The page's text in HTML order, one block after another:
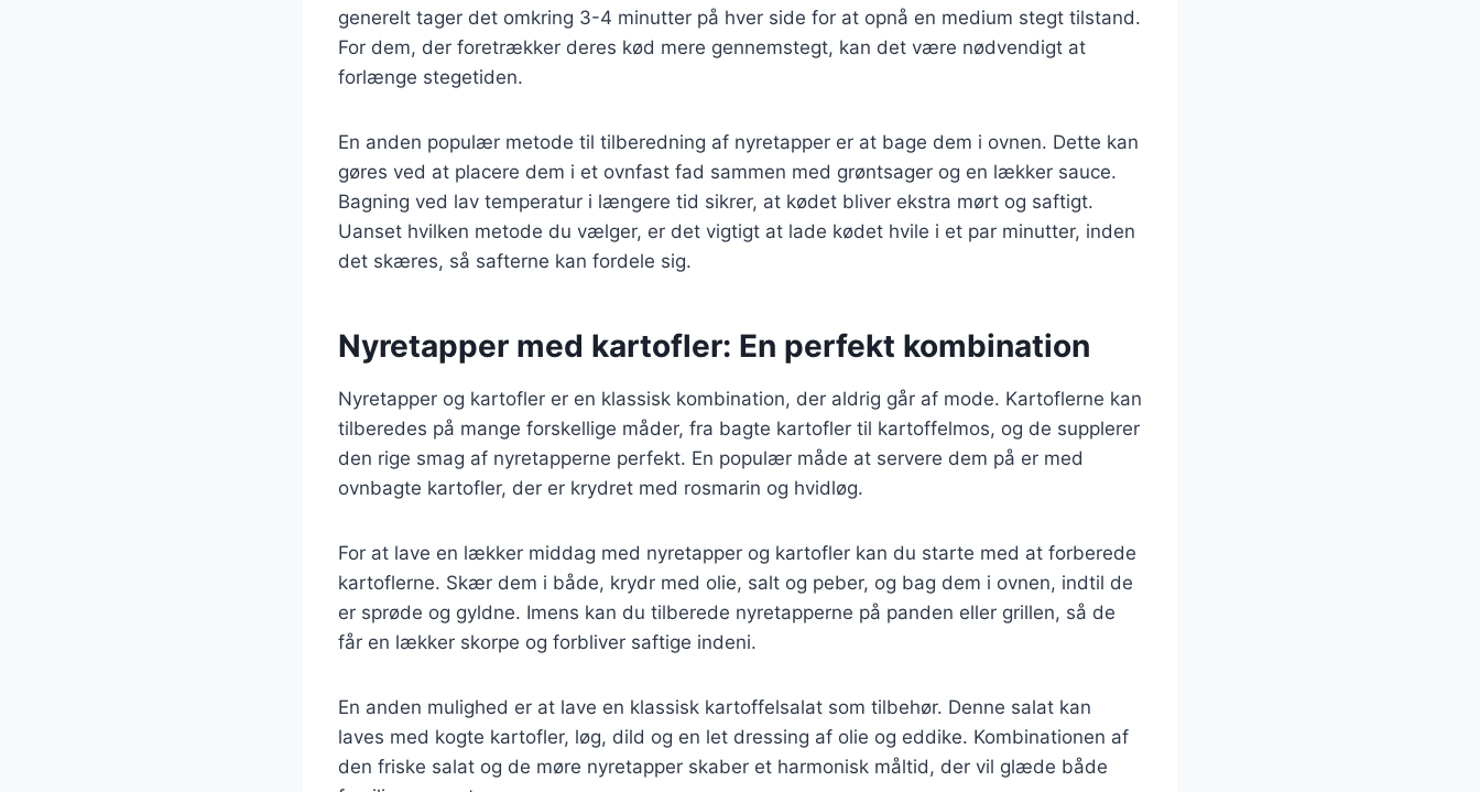
generelt tager det omkring 3-4 minutter på hver side for at opnå en medium stegt tilstand.
For dem, der foretrækker deres kød mere gennemstegt, kan det være nødvendigt at
forlænge stegetiden.
En anden populær metode til tilberedning af nyretapper er at bage dem i ovnen. Dette kan
gøres ved at placere dem i et ovnfast fad sammen med grøntsager og en lækker sauce.
Bagning ved lav temperatur i længere tid sikrer, at kødet bliver ekstra mørt og saftigt.
Uanset hvilken metode du vælger, er det vigtigt at lade kødet hvile i et par minutter, inden
det skæres, så safterne kan fordele sig.
Nyretapper med kartofler: En perfekt kombination
Nyretapper og kartofler er en klassisk kombination, der aldrig går af mode. Kartoflerne kan
tilberedes på mange forskellige måder, fra bagte kartofler til kartoffelmos, og de supplerer
den rige smag af nyretapperne perfekt. En populær måde at servere dem på er med
ovnbagte kartofler, der er krydret med rosmarin og hvidløg.
For at lave en lækker middag med nyretapper og kartofler kan du starte med at forberede
kartoflerne. Skær dem i både, krydr med olie, salt og peber, og bag dem i ovnen, indtil de
er sprøde og gyldne. Imens kan du tilberede nyretapperne på panden eller grillen, så de
får en lækker skorpe og forbliver saftige indeni.
En anden mulighed er at lave en klassisk kartoffelsalat som tilbehør. Denne salat kan
laves med kogte kartofler, løg, dild og en let dressing af olie og eddike. Kombinationen af
den friske salat og de møre nyretapper skaber et harmonisk måltid, der vil glæde både